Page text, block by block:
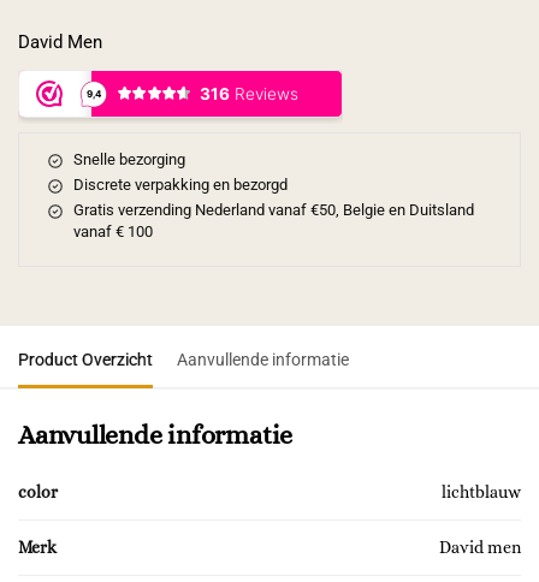
David Men
Snelle bezorging
Discrete verpakking en bezorgd
Gratis verzending Nederland vanaf €50, Belgie en Duitsland
vanaf € 100
Product Overzicht Aanvullende informatie
Aanvullende informatie
color lichtblauw
Merk David men